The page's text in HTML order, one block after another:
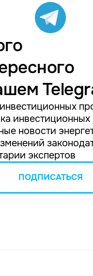
новости
экспертов
ПОДПИСАТЬСЯ